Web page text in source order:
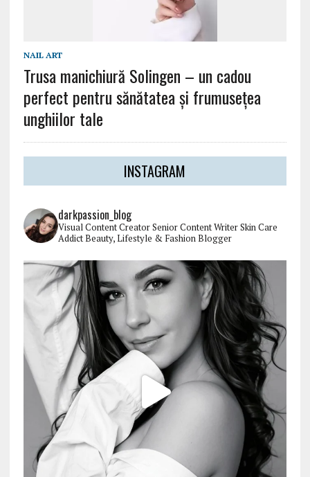
NAIL ART
Trusa manichiură Solingen – un cadou
perfect pentru sănătatea și frumuseţea
unghiilor tale
INSTAGRAM
darkpassion_blog
Visual Content CreatorSenior Content WriterSkin Care
AddictBeauty, Lifestyle & Fashion Blogger